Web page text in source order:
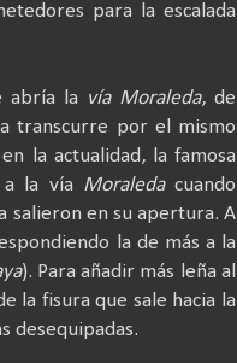
para la escalada
abría la vía Moraleda, de
transcurre por el mismo
la actualidad, la famosa
a la vía Moraleda cuando
salieron en su apertura. A
la de más a la
). Para añadir más leña al
la fisura que sale hacia la
desequipadas.